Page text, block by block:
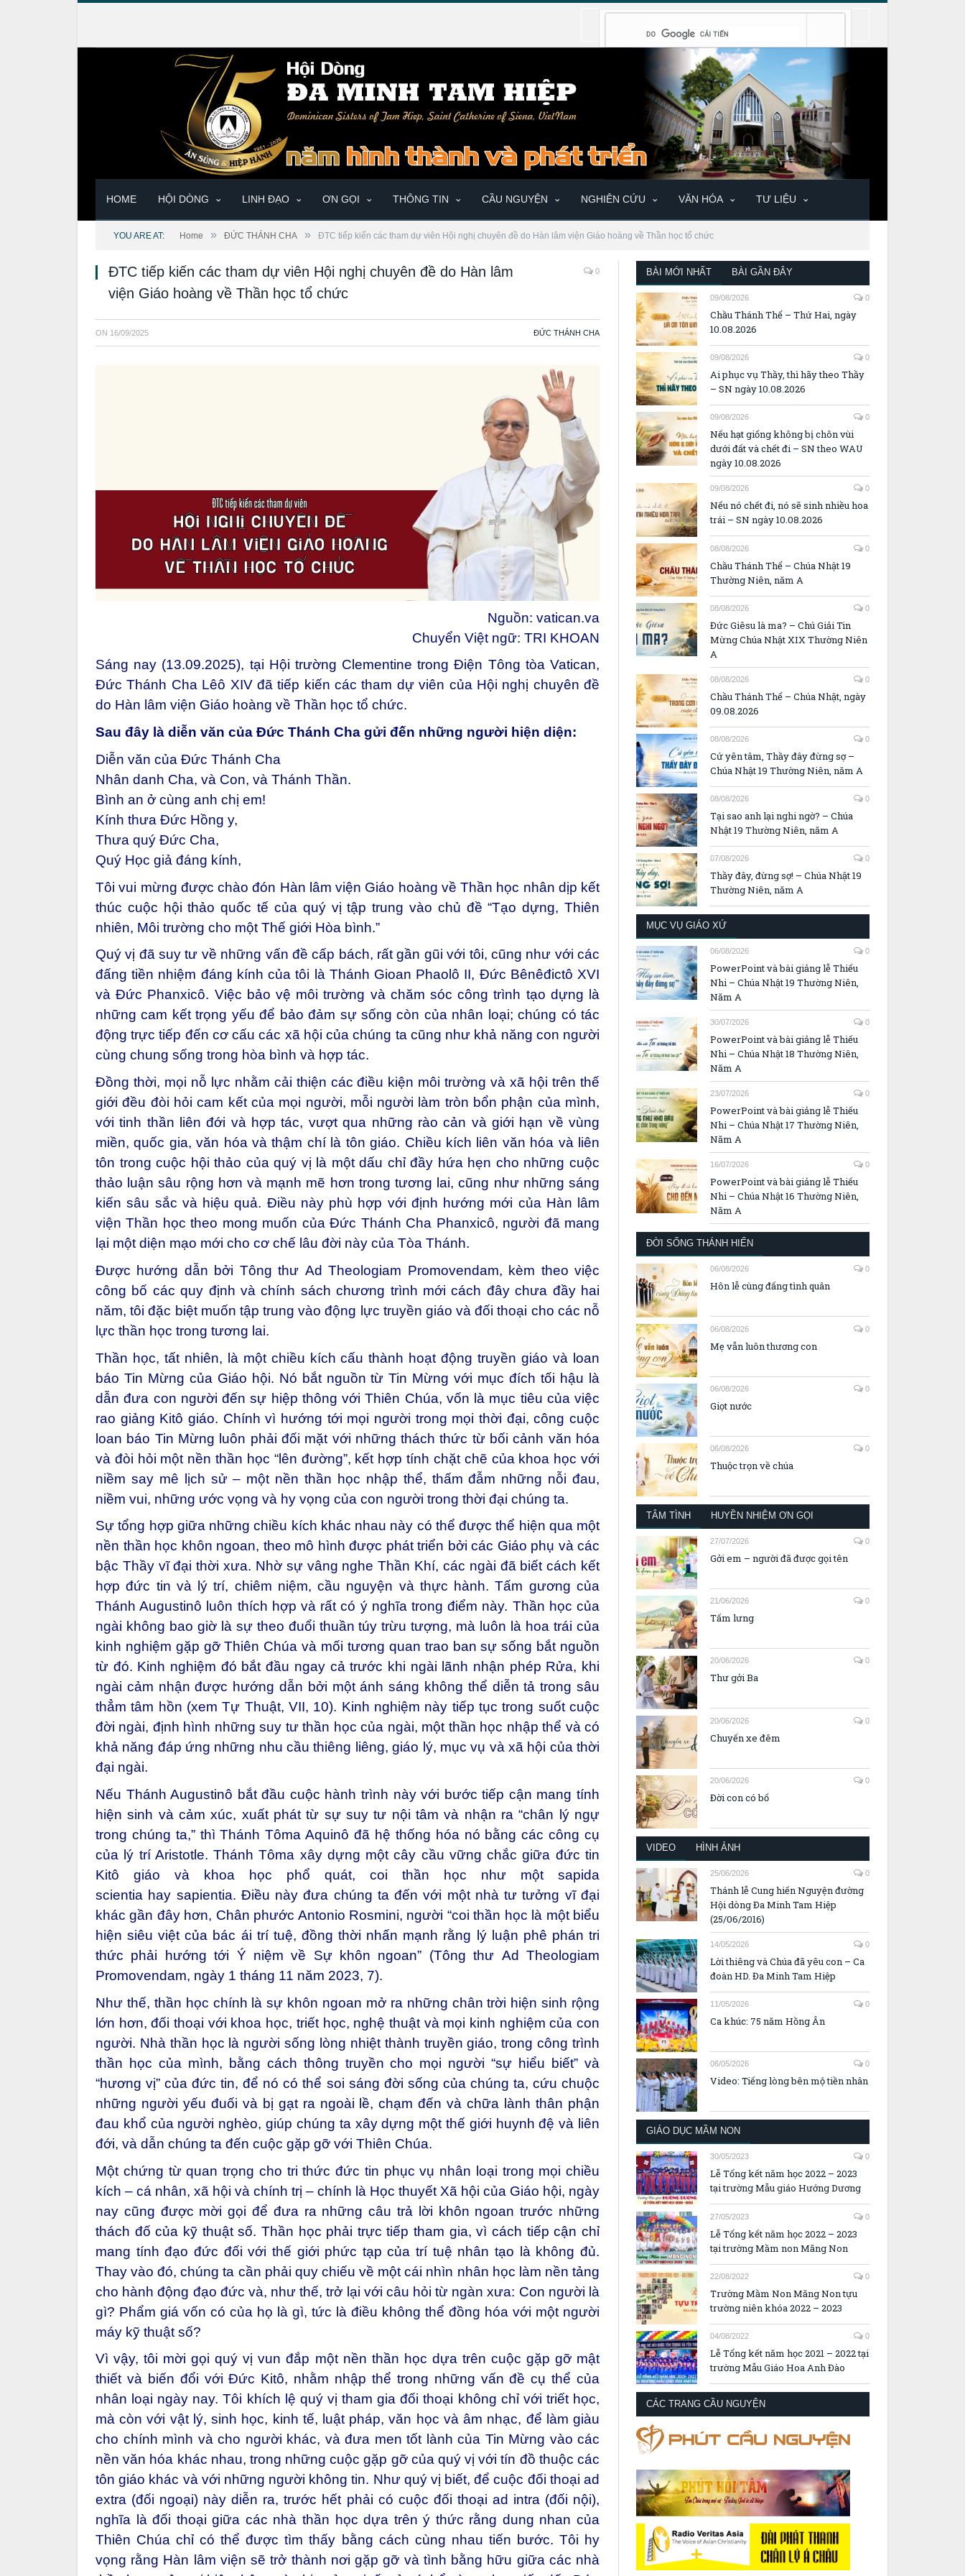
HOME HỘI DÒNG LINH ĐẠO ƠN GỌI THÔNG TIN CẦU NGUYỆN NGHIÊN CỨU VĂN HÓA TƯ LIỆU
YOU ARE AT: Home » ĐỨC THÁNH CHA » ĐTC tiếp kiến các tham dự viên Hội nghị chuyên đề do Hàn lâm viện Giáo hoàng về Thần học tổ chức
ĐTC tiếp kiến các tham dự viên Hội nghị chuyên đề do Hàn lâm
viện Giáo hoàng về Thần học tổ chức
0
ON 16/09/2025 ĐỨC THÁNH CHA
Nguồn: vatican.va
Chuyển Việt ngữ: TRI KHOAN
Sáng nay (13.09.2025), tại Hội trường Clementine trong Điện Tông tòa Vatican,
Đức Thánh Cha Lêô XIV đã tiếp kiến các tham dự viên của Hội nghị chuyên đề
do Hàn lâm viện Giáo hoàng về Thần học tổ chức.
Sau đây là diễn văn của Đức Thánh Cha gửi đến những người hiện diện:
Diễn văn của Đức Thánh Cha
Nhân danh Cha, và Con, và Thánh Thần.
Bình an ở cùng anh chị em!
Kính thưa Đức Hồng y,
Thưa quý Đức Cha,
Quý Học giả đáng kính,
Tôi vui mừng được chào đón Hàn lâm viện Giáo hoàng về Thần học nhân dịp kết
thúc cuộc hội thảo quốc tế của quý vị tập trung vào chủ đề “Tạo dựng, Thiên
nhiên, Môi trường cho một Thế giới Hòa bình.”
Quý vị đã suy tư về những vấn đề cấp bách, rất gần gũi với tôi, cũng như với các
đấng tiền nhiệm đáng kính của tôi là Thánh Gioan Phaolô II, Đức Bênêđictô XVI
và Đức Phanxicô. Việc bảo vệ môi trường và chăm sóc công trình tạo dựng là
những cam kết trọng yếu để bảo đảm sự sống còn của nhân loại; chúng có tác
động trực tiếp đến cơ cấu các xã hội của chúng ta cũng như khả năng con người
cùng chung sống trong hòa bình và hợp tác.
Đồng thời, mọi nỗ lực nhằm cải thiện các điều kiện môi trường và xã hội trên thế
giới đều đòi hỏi cam kết của mọi người, mỗi người làm tròn bổn phận của mình,
với tinh thần liên đới và hợp tác, vượt qua những rào cản và giới hạn về vùng
miền, quốc gia, văn hóa và thậm chí là tôn giáo. Chiều kích liên văn hóa và liên
tôn trong cuộc hội thảo của quý vị là một dấu chỉ đầy hứa hẹn cho những cuộc
thảo luận sâu rộng hơn và mạnh mẽ hơn trong tương lai, cũng như những sáng
kiến sâu sắc và hiệu quả. Điều này phù hợp với định hướng mới của Hàn lâm
viện Thần học theo mong muốn của Đức Thánh Cha Phanxicô, người đã mang
lại một diện mạo mới cho cơ chế lâu đời này của Tòa Thánh.
Được hướng dẫn bởi Tông thư Ad Theologiam Promovendam, kèm theo việc
công bố các quy định và chính sách chương trình mới cách đây chưa đầy hai
năm, tôi đặc biệt muốn tập trung vào động lực truyền giáo và đối thoại cho các nỗ
lực thần học trong tương lai.
Thần học, tất nhiên, là một chiều kích cấu thành hoạt động truyền giáo và loan
báo Tin Mừng của Giáo hội. Nó bắt nguồn từ Tin Mừng với mục đích tối hậu là
dẫn đưa con người đến sự hiệp thông với Thiên Chúa, vốn là mục tiêu của việc
rao giảng Kitô giáo. Chính vì hướng tới mọi người trong mọi thời đại, công cuộc
loan báo Tin Mừng luôn phải đối mặt với những thách thức từ bối cảnh văn hóa
và đòi hỏi một nền thần học “lên đường”, kết hợp tính chặt chẽ của khoa học với
niềm say mê lịch sử – một nền thần học nhập thể, thấm đẫm những nỗi đau,
niềm vui, những ước vọng và hy vọng của con người trong thời đại chúng ta.
Sự tổng hợp giữa những chiều kích khác nhau này có thể được thể hiện qua một
nền thần học khôn ngoan, theo mô hình được phát triển bởi các Giáo phụ và các
bậc Thầy vĩ đại thời xưa. Nhờ sự vâng nghe Thần Khí, các ngài đã biết cách kết
hợp đức tin và lý trí, chiêm niệm, cầu nguyện và thực hành. Tấm gương của
Thánh Augustinô luôn thích hợp và rất có ý nghĩa trong điểm này. Thần học của
ngài không bao giờ là sự theo đuổi thuần túy trừu tượng, mà luôn là hoa trái của
kinh nghiệm gặp gỡ Thiên Chúa và mối tương quan trao ban sự sống bắt nguồn
từ đó. Kinh nghiệm đó bắt đầu ngay cả trước khi ngài lãnh nhận phép Rửa, khi
ngài cảm nhận được hướng dẫn bởi một ánh sáng không thể diễn tả trong sâu
thẳm tâm hồn (xem Tự Thuật, VII, 10). Kinh nghiệm này tiếp tục trong suốt cuộc
đời ngài, định hình những suy tư thần học của ngài, một thần học nhập thể và có
khả năng đáp ứng những nhu cầu thiêng liêng, giáo lý, mục vụ và xã hội của thời
đại ngài.
Nếu Thánh Augustinô bắt đầu cuộc hành trình này với bước tiếp cận mang tính
hiện sinh và cảm xúc, xuất phát từ sự suy tư nội tâm và nhận ra “chân lý ngự
trong chúng ta,” thì Thánh Tôma Aquinô đã hệ thống hóa nó bằng các công cụ
của lý trí Aristotle. Thánh Tôma xây dựng một cây cầu vững chắc giữa đức tin
Kitô giáo và khoa học phổ quát, coi thần học như một sapida
scientia hay sapientia. Điều này đưa chúng ta đến với một nhà tư tưởng vĩ đại
khác gần đây hơn, Chân phước Antonio Rosmini, người “coi thần học là một biểu
hiện siêu việt của bác ái trí tuệ, đồng thời nhấn mạnh rằng lý luận phê phán tri
thức phải hướng tới Ý niệm về Sự khôn ngoan” (Tông thư Ad Theologiam
Promovendam, ngày 1 tháng 11 năm 2023, 7).
Như thế, thần học chính là sự khôn ngoan mở ra những chân trời hiện sinh rộng
lớn hơn, đối thoại với khoa học, triết học, nghệ thuật và mọi kinh nghiệm của con
người. Nhà thần học là người sống lòng nhiệt thành truyền giáo, trong công trình
thần học của mình, bằng cách thông truyền cho mọi người “sự hiểu biết” và
“hương vị” của đức tin, để nó có thể soi sáng đời sống của chúng ta, cứu chuộc
những người yếu đuối và bị gạt ra ngoài lề, chạm đến và chữa lành thân phận
đau khổ của người nghèo, giúp chúng ta xây dựng một thế giới huynh đệ và liên
đới, và dẫn chúng ta đến cuộc gặp gỡ với Thiên Chúa.
Một chứng từ quan trọng cho tri thức đức tin phục vụ nhân loại trong mọi chiều
kích – cá nhân, xã hội và chính trị – chính là Học thuyết Xã hội của Giáo hội, ngày
nay cũng được mời gọi để đưa ra những câu trả lời khôn ngoan trước những
thách đố của kỹ thuật số. Thần học phải trực tiếp tham gia, vì cách tiếp cận chỉ
mang tính đạo đức đối với thế giới phức tạp của trí tuệ nhân tạo là không đủ.
Thay vào đó, chúng ta cần phải quy chiếu về một cái nhìn nhân học làm nền tảng
cho hành động đạo đức và, như thế, trở lại với câu hỏi từ ngàn xưa: Con người là
gì? Phẩm giá vốn có của họ là gì, tức là điều không thể đồng hóa với một người
máy kỹ thuật số?
Vì vậy, tôi mời gọi quý vị vun đắp một nền thần học dựa trên cuộc gặp gỡ mật
thiết và biến đổi với Đức Kitô, nhằm nhập thể trong những vấn đề cụ thể của
nhân loại ngày nay. Tôi khích lệ quý vị tham gia đối thoại không chỉ với triết học,
mà còn với vật lý, sinh học, kinh tế, luật pháp, văn học và âm nhạc, để làm giàu
cho chính mình và cho người khác, và đưa men tốt lành của Tin Mừng vào các
nền văn hóa khác nhau, trong những cuộc gặp gỡ của quý vị với tín đồ thuộc các
tôn giáo khác và với những người không tin. Như quý vị biết, để cuộc đối thoại ad
extra (đối ngoại) này diễn ra, trước hết phải có cuộc đối thoại ad intra (đối nội),
nghĩa là đối thoại giữa các nhà thần học dựa trên ý thức rằng dung nhan của
Thiên Chúa chỉ có thể được tìm thấy bằng cách cùng nhau tiến bước. Tôi hy
vọng rằng Hàn lâm viện sẽ trở thành nơi gặp gỡ và tình bằng hữu giữa các nhà
BÀI MỚI NHẤT BÀI GẦN ĐÂY
09/08/2026 0
Chầu Thánh Thể – Thứ Hai, ngày
10.08.2026
09/08/2026 0
Ai phục vụ Thầy, thì hãy theo Thầy
– SN ngày 10.08.2026
09/08/2026 0
Nếu hạt giống không bị chôn vùi
dưới đất và chết đi – SN theo WAU
ngày 10.08.2026
09/08/2026 0
Nếu nó chết đi, nó sẽ sinh nhiều hoa
trái – SN ngày 10.08.2026
08/08/2026 0
Chầu Thánh Thể – Chúa Nhật 19
Thường Niên, năm A
08/08/2026 0
Đức Giêsu là ma? – Chú Giải Tin
Mừng Chúa Nhật XIX Thường Niên
A
08/08/2026 0
Chầu Thánh Thể – Chúa Nhật, ngày
09.08.2026
08/08/2026 0
Cứ yên tâm, Thầy đây đừng sợ –
Chúa Nhật 19 Thường Niên, năm A
08/08/2026 0
Tại sao anh lại nghi ngờ? – Chúa
Nhật 19 Thường Niên, năm A
07/08/2026 0
Thầy đây, đừng sợ! – Chúa Nhật 19
Thường Niên, năm A
MỤC VỤ GIÁO XỨ
06/08/2026 0
PowerPoint và bài giảng lễ Thiếu
Nhi – Chúa Nhật 19 Thường Niên,
Năm A
30/07/2026 0
PowerPoint và bài giảng lễ Thiếu
Nhi – Chúa Nhật 18 Thường Niên,
Năm A
23/07/2026 0
PowerPoint và bài giảng lễ Thiếu
Nhi – Chúa Nhật 17 Thường Niên,
Năm A
16/07/2026 0
PowerPoint và bài giảng lễ Thiếu
Nhi – Chúa Nhật 16 Thường Niên,
Năm A
ĐỜI SỐNG THÁNH HIẾN
06/08/2026 0
Hôn lễ cùng đấng tình quân
06/08/2026 0
Mẹ vẫn luôn thương con
06/08/2026 0
Giọt nước
06/08/2026 0
Thuộc trọn về chúa
TÂM TÌNH HUYỀN NHIỆM ƠN GỌI
27/07/2026 0
Gởi em – người đã được gọi tên
21/06/2026 0
Tấm lưng
20/06/2026 0
Thư gởi Ba
20/06/2026 0
Chuyến xe đêm
20/06/2026 0
Đời con có bố
VIDEO HÌNH ẢNH
25/06/2026 0
Thánh lễ Cung hiến Nguyện đường
Hội dòng Đa Minh Tam Hiệp
(25/06/2016)
14/05/2026 0
Lời thiêng và Chúa đã yêu con – Ca
đoàn HD. Đa Minh Tam Hiệp
11/05/2026 0
Ca khúc: 75 năm Hồng Ân
06/05/2026 0
Video: Tiếng lòng bên mộ tiền nhân
GIÁO DỤC MẦM NON
30/05/2023 0
Lễ Tổng kết năm học 2022 – 2023
tại trường Mẫu giáo Hướng Dương
27/05/2023 0
Lễ Tổng kết năm học 2022 – 2023
tại trường Mầm non Măng Non
22/08/2022 0
Trường Mầm Non Măng Non tựu
trường niên khóa 2022 – 2023
04/08/2022 0
Lễ Tổng kết năm học 2021 – 2022 tại
trường Mẫu Giáo Hoa Anh Đào
CÁC TRANG CẦU NGUYỆN